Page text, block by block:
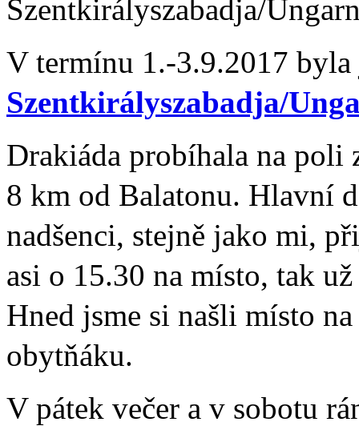
Szentkirályszabadja/
V termínu 1.-3.9.2017
Szentkirályszabadja/
Drakiáda probíhala na poli
8 km od Balatonu. Hlavní
nadšenci, stejně jako mi,
asi o 15.30 na místo, tak
Hned jsme si našli místo
obytňáku.
V pátek večer a v sobotu